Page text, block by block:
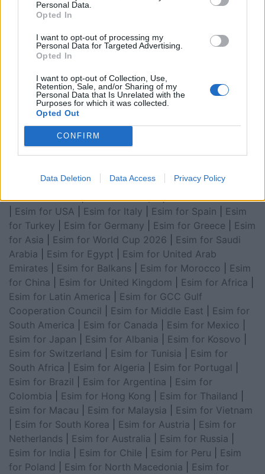
Personal Data.
Opted In
I want to opt-out of processing my
Personal Data for Targeted Advertising.
Opted In
I want to opt-out of Collection, Use,
Retention, Sale, and/or Sharing of my
Personal Data that Is Unrelated with the
Purposes for which it was collected.
Opted Out
CONFIRM
Data Deletion Data Access Privacy Policy
Esim for USA Esim for Italy Esim for Spain
Esim
for Turkey
Esim for Germany Esim for Greece
Esim
for Asia
Esim for World Cup 2026
Esim for Saudi
Arabia
Esim for Egypt
Esim for United Arab
Emirates
Esim for Balkans Esim for Morocco
Esim
for China
Esim for United Kingdom Esim for Africa
Esim for Latin America
Esim for GCC Gulf
Cooperation Council
Esim for Middle East
Esim for
South America
Esim for Canada Esim for Mexico
Esim for Japan
Esim for Albania Esim for Kosovo
Esim for Switzerland
Esim for Tunisia
Esim for
South Africa
Esim for Algeria Esim for Portugal
Esim for Brazil
Esim for Argentina
Esim for
Colombia
Esim for Hong Kong Esim for Thailand
Esim for Macau
Esim for Malaysia
Esim for Vietnam
Esim for South Korea Esim for Austria
Esim for
Netherlands
Esim for Australia Esim for Russia
Esim for India
Esim for Chile Esim for Peru
Esim
for Poland
Esim for North Macedonia
Esim for